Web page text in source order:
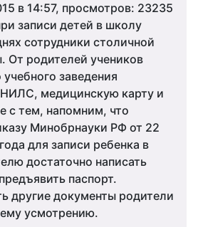
в 14:57, просмотров: 23235
записи детей в школу
сотрудники столичной
От родителей учеников
заведения
медицинскую карту и
с тем, напомним, что
Минобрнауки РФ от 22
для записи ребенка в
достаточно написать
паспорт.
другие документы родители
усмотрению.